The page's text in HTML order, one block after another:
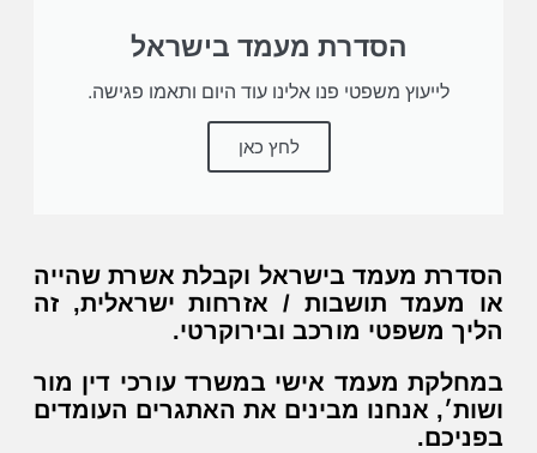
הסדרת מעמד בישראל
לייעוץ משפטי פנו אלינו עוד היום ותאמו פגישה.
לחץ כאן
הסדרת מעמד בישראל וקבלת אשרת שהייה
או מעמד תושבות / אזרחות ישראלית, זה
הליך משפטי מורכב ובירוקרטי.
במחלקת מעמד אישי במשרד עורכי דין מור
ושות׳, אנחנו מבינים את האתגרים העומדים
בפניכם.